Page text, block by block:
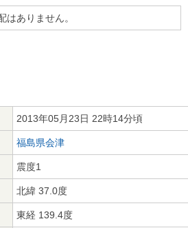
はありません。
2013年05月23日 22時14分頃
福島県会津
震度1
北緯 37.0度
東経 139.4度